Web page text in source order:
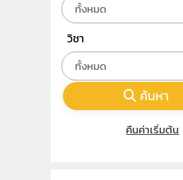
ทั้งหมด
วิชา
ทั้งหมด
ค้นหา
คืนค่าเริ่มต้น